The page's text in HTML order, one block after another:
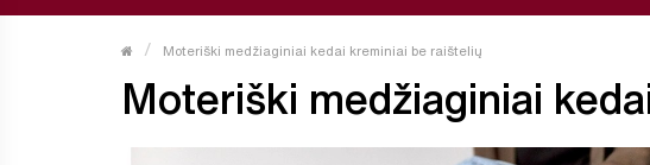
Moteriški medžiaginiai kedai kreminiai be raištelių
Moteriški medžiaginiai